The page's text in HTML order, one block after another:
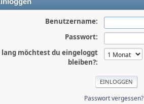
Benutzername:
Passwort:
lang möchtest du eingeloggt
bleiben?:
Passwort vergessen?